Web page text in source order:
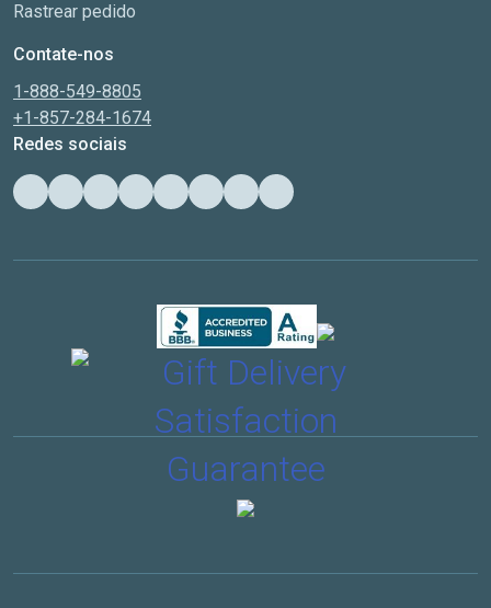
Rastrear pedido
Contate-nos
1-888-549-8805
+1-857-284-1674
Redes sociais